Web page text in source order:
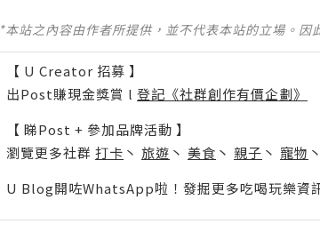
*本站之內容由作者所提供，並不代表本站的立場。
【 U Creator 招募 】
出Post賺現金獎賞 l 登記《社群創作有價企劃》
【 睇Post + 參加品牌活動 】
瀏覽更多社群 打卡 丶 旅遊 丶 美食 丶 親子 丶 寵物 丶
U Blog開咗WhatsApp啦！發掘更多吃喝玩樂資